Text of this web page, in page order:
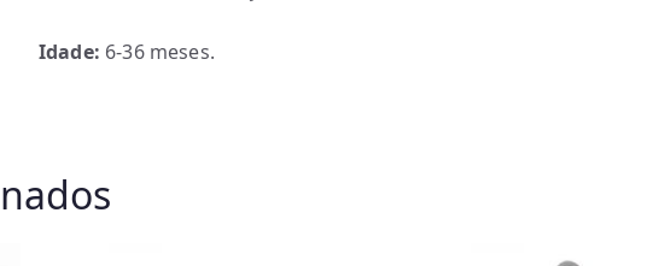
Idade: 6-36 meses.